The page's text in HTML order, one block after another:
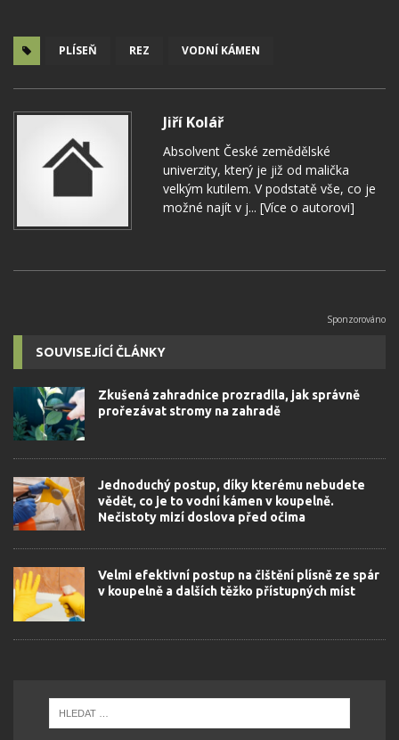
PLÍSEŇ REZ VODNÍ KÁMEN
Jiří Kolář
Absolvent České zemědělské
univerzity, který je již od malička
velkým kutilem. V podstatě vše, co je
možné najít v j... [Více o autorovi]
SOUVISEJÍCÍ ČLÁNKY
Zkušená zahradnice prozradila, jak správně
prořezávat stromy na zahradě
Jednoduchý postup, díky kterému nebudete
vědět, co je to vodní kámen v koupelně.
Nečistoty mizí doslova před očima
Velmi efektivní postup na čištění plísně ze spár
v koupelně a dalších těžko přístupných míst